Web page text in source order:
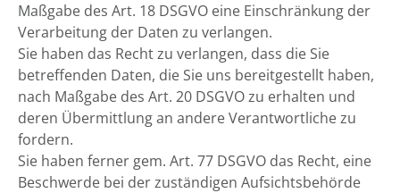
Maßgabe des Art. 18 DSGVO eine Einschränkung der
Verarbeitung der Daten zu verlangen.
Sie haben das Recht zu verlangen, dass die Sie
betreffenden Daten, die Sie uns bereitgestellt haben,
nach Maßgabe des Art. 20 DSGVO zu erhalten und
deren Übermittlung an andere Verantwortliche zu
fordern.
Sie haben ferner gem. Art. 77 DSGVO das Recht, eine
Beschwerde bei der zuständigen Aufsichtsbehörde